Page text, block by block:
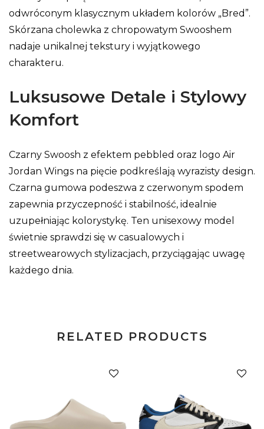
odwróconym klasycznym układem kolorów „Bred”.
Skórzana cholewka z chropowatym Swooshem
nadaje unikalnej tekstury i wyjątkowego
charakteru.
Luksusowe Detale i Stylowy
Komfort
Czarny Swoosh z efektem pebbled oraz logo Air
Jordan Wings na pięcie podkreślają wyrazisty design.
Czarna gumowa podeszwa z czerwonym spodem
zapewnia przyczepność i stabilność, idealnie
uzupełniając kolorystykę. Ten unisexowy model
świetnie sprawdzi się w casualowych i
streetwearowych stylizacjach, przyciągając uwagę
każdego dnia.
RELATED PRODUCTS